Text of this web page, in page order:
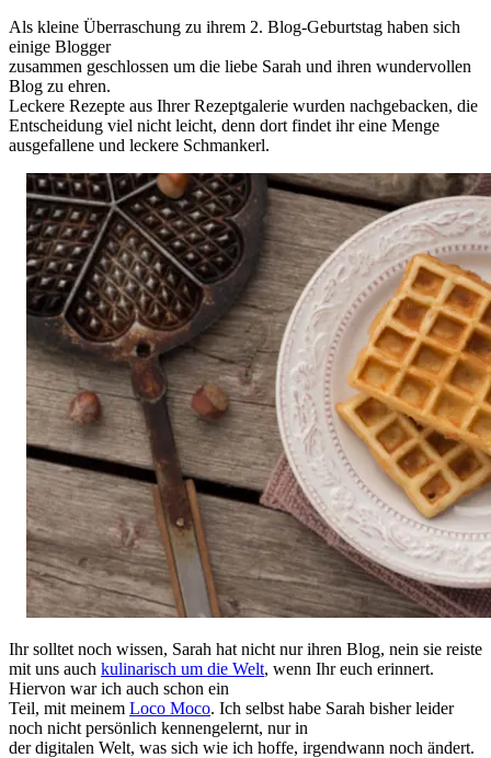
Als kleine Überraschung zu ihrem 2. Blog-Geburtstag haben sich
einige Blogger
zusammen geschlossen um die liebe Sarah und ihren wundervollen
Blog zu ehren.
Leckere Rezepte aus Ihrer Rezeptgalerie wurden nachgebacken, die
Entscheidung viel nicht leicht, denn dort findet ihr eine Menge
ausgefallene und leckere Schmankerl.
Ihr solltet noch wissen, Sarah hat nicht nur ihren Blog, nein sie reiste
mit uns auch kulinarisch um die Welt, wenn Ihr euch erinnert.
Hiervon war ich auch schon ein
Teil, mit meinem Loco Moco. Ich selbst habe Sarah bisher leider
noch nicht persönlich kennengelernt, nur in
der digitalen Welt, was sich wie ich hoffe, irgendwann noch ändert.